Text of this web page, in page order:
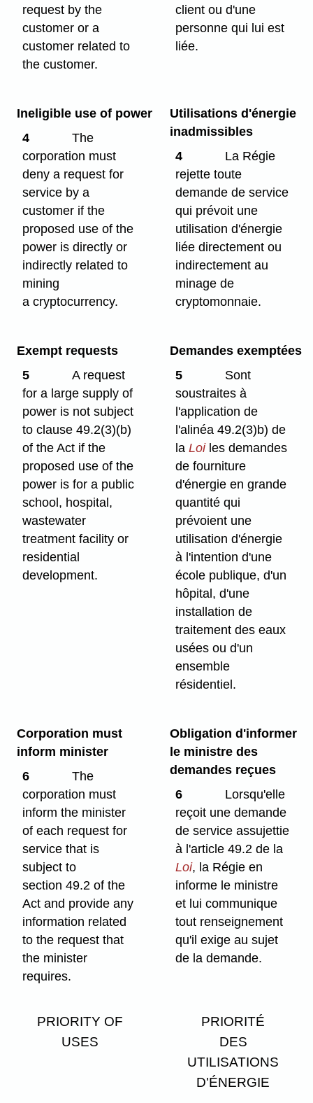
request by the
customer or a
customer related to
the customer.
client ou d'une
personne qui lui est
liée.
Ineligible use of power
4
The
corporation must
deny a request for
service by a
customer if the
proposed use of the
power is directly or
indirectly related to
mining
a cryptocurrency.
Utilisations d'énergie
inadmissibles
4
La Régie
rejette toute
demande de service
qui prévoit une
utilisation d'énergie
liée directement ou
indirectement au
minage de
cryptomonnaie.
Exempt requests
5
A request
for a large supply of
power is not subject
to clause 49.2(3)⁠(b)
of the Act if the
proposed use of the
power is for a public
school, hospital,
wastewater
treatment facility or
residential
development.
Demandes exemptées
5
Sont
soustraites à
l'application de
l'alinéa 49.2(3)b) de
laLoiles demandes
de fourniture
d'énergie en grande
quantité qui
prévoient une
utilisation d'énergie
à l'intention d'une
école publique, d'un
hôpital, d'une
installation de
traitement des eaux
usées ou d'un
ensemble
résidentiel.
Corporation must
inform minister
6
The
corporation must
inform the minister
of each request for
service that is
subject to
section 49.2 of the
Act and provide any
information related
to the request that
the minister
requires.
Obligation d'informer
le ministre des
demandes reçues
6
Lorsqu'elle
reçoit une demande
de service assujettie
à l'article 49.2 de la
Loi, la Régie en
informe le ministre
et lui communique
tout renseignement
qu'il exige au sujet
de la demande.
PRIORITY OF
USES
PRIORITÉ
DES
UTILISATIONS
D'ÉNERGIE